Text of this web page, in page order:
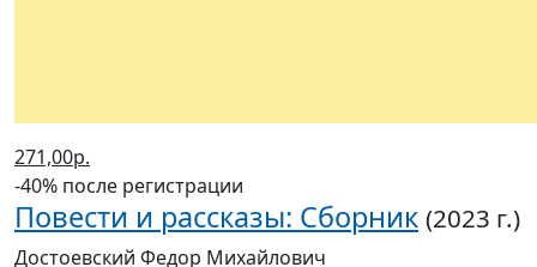
271,00р.
-40% после регистрации
Повести и рассказы: Сборник (2023 г.)
Достоевский Федор Михайлович